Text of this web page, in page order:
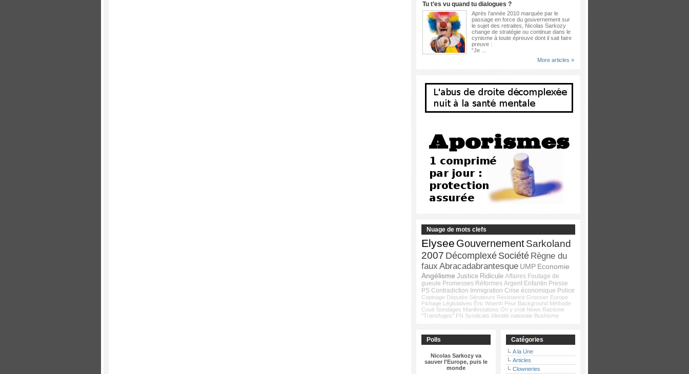
Tu t’es vu quand tu dialogues ?
Après l’année 2010 marquée par le
passage en force du gouvernement sur
le sujet des retraites, Nicolas Sarkozy
change de stratégie ou continue dans le
cynisme à toute épreuve dont il sait faire
preuve :
“Je …
More articles »
Nuage de mots clefs
Elysee GouvernementSarkoland
2007 Décomplexé Société Règne du
faux Abracadabrantesque UMP Economie
Angélisme Justice Ridicule Affaires Foutage de
gueule Promesses Réformes Argent Enfantin Presse
PS Contradiction Immigration Crise économique Police
Copinage Députés-Sénateurs Résistance Grossier Europe
Fichage Législatives Éric Woerth Peur Background Méthode
Coué Sondages Manifestations On y croit News Racisme
"Transfuges" FN Syndicats Identité nationale Bushisme
Polls
Nicolas Sarkozy va
sauver l'Europe, puis le
monde
Catégories
A la Une
Articles
Clowneries